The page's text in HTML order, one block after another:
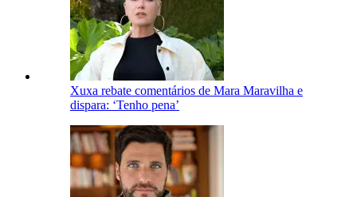
Xuxa rebate comentários de Mara Maravilha e
dispara: ‘Tenho pena’